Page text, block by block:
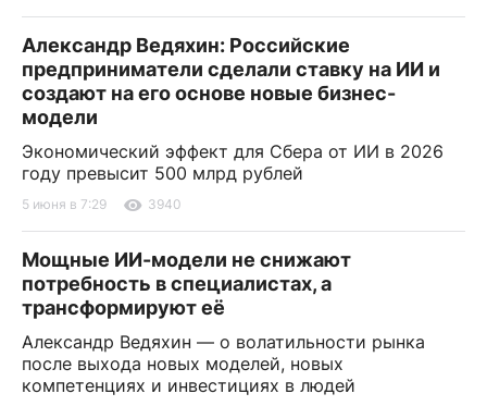
Александр Ведяхин: Российские
предприниматели сделали ставку на ИИ и
создают на его основе новые бизнес-
модели
Экономический эффект для Сбера от ИИ в 2026
году превысит 500 млрд рублей
5 июня в 7:29 3940
Мощные ИИ-модели не снижают
потребность в специалистах, а
трансформируют её
Александр Ведяхин — о волатильности рынка
после выхода новых моделей, новых
компетенциях и инвестициях в людей